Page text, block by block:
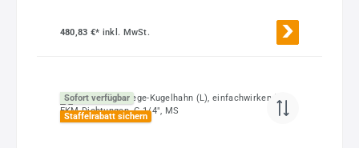
480,83 €* inkl. MwSt.
Sofort verfügbar
Staffelrabatt sichern